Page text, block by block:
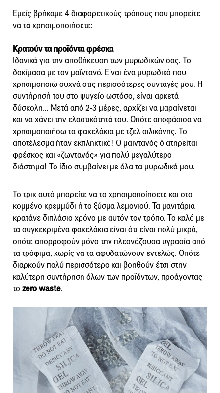
Εμείς βρήκαμε 4 διαφορετικούς τρόπους που μπορείτε
να τα χρησιμοποιήσετε:
Κρατούν τα προϊόντα φρέσκα
Ιδανικά για την αποθήκευση των μυρωδικών σας. Το
δοκίμασα με τον μαϊντανό. Είναι ένα μυρωδικό που
χρησιμοποιώ συχνά στις περισσότερες συνταγές μου. Η
συντήρησή του στο ψυγείο ωστόσο, είναι αρκετά
δύσκολη… Μετά από 2-3 μέρες, αρχίζει να μαραίνεται
και να χάνει την ελαστικότητά του. Οπότε αποφάσισα να
χρησιμοποιήσω τα φακελάκια με τζελ σιλικόνης. Το
αποτέλεσμα ήταν εκπληκτικό! Ο μαϊντανός διατηρείται
φρέσκος και «ζωντανός» για πολύ μεγαλύτερο
διάστημα! Το ίδιο συμβαίνει με όλα τα μυρωδικά μου.
Το τρικ αυτό μπορείτε να το χρησιμοποίησετε και στο
κομμένο κρεμμύδι ή το ξύσμα λεμονιού. Τα μανιτάρια
κρατάνε διπλάσιο χρόνο με αυτόν τον τρόπο. Το καλό με
τα συγκεκριμένα φακελάκια είναι ότι είναι πολύ μικρά,
οπότε απορροφούν μόνο την πλεονάζουσα υγρασία από
τα τρόφιμα, χωρίς να τα αφυδατώνουν εντελώς. Οπότε
διαρκούν πολύ περισσότερο και βοηθούν έτσι στην
καλύτερη συντήρηση όλων των προϊόντων, προάγοντας
το zero waste.